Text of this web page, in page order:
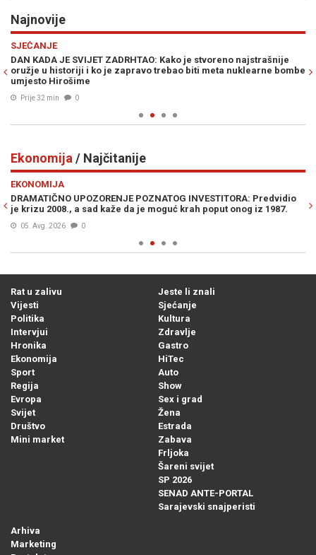
Najnovije
SJEĆANJE
DAN KADA JE SVIJET ZADRHTAO: Kako je stvoreno najstrašnije
oružje u historiji i ko je zapravo trebao biti meta nuklearne bombe
umjesto Hirošime
Prije 32 min 0
Previous
Ekonomija / Najčitanije
EKONOMIJA
DRAMATIČNO UPOZORENJE POZNATOG INVESTITORA: Predvidio
je krizu 2008., a sad kaže da je moguć krah poput onog iz 1987.
05. Avg. 2026 0
Rat u zalivu
Vijesti
Politika
Intervjui
Hronika
Ekonomija
Sport
Regija
Evropa
Svijet
Društvo
Mini market
Jeste li znali
Sjećanje
Kultura
Zdravlje
Gastro
HiTec
Auto
Show
Sex i grad
Žena
Estrada
Zabava
Frljoka
Šareni svijet
SP 2026
SENAD ANTE-PORTAL
Sarajevski snajperisti
Arhiva
Marketing